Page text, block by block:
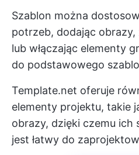
Szablon można
potrzeb, dodając
lub włączając elementy
do podstawowego
Template.net oferuje
elementy projektu, takie
obrazy, dzięki czemu ich
jest łatwy do